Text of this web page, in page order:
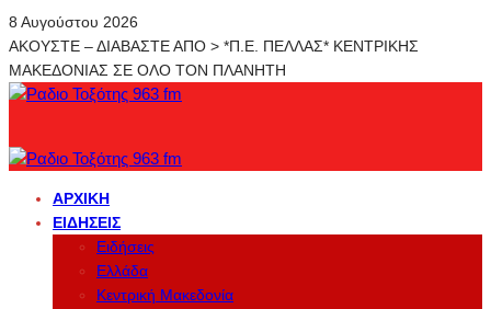
8 Αυγούστου 2026
ΑΚΟΥΣΤΕ – ΔΙΑΒΑΣΤΕ ΑΠΟ > *Π.Ε. ΠΕΛΛΑΣ* ΚΕΝΤΡΙΚΗΣ
ΜΑΚΕΔΟΝΙΑΣ ΣΕ ΟΛΟ ΤΟΝ ΠΛΑΝΗΤΗ
ΑΡΧΙΚΉ
ΕΙΔΉΣΕΙΣ
Ειδήσεις
Ελλάδα
Κεντρική Μακεδονία